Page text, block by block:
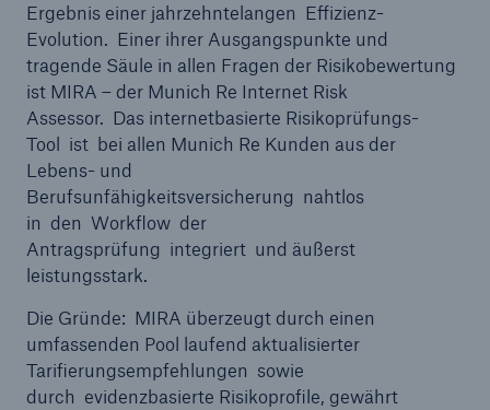
Ergebnis einer jahrzehntelangen Effizienz-
Evolution. Einer ihrer Ausgangspunkte und
tragende Säule in allen Fragen der Risikobewertung
ist MIRA – der Munich Re Internet Risk
Assessor. Das internetbasierte Risikoprüfungs-
Tool ist bei allen Munich Re Kunden aus der
Lebens- und
Berufsunfähigkeitsversicherung nahtlos
in den Workflow der
Antragsprüfung integriert und äußerst
leistungsstark.
Die Gründe: MIRA überzeugt durch einen
umfassenden Pool laufend aktualisierter
Tarifierungsempfehlungen sowie
durch evidenzbasierte Risikoprofile, gewährt